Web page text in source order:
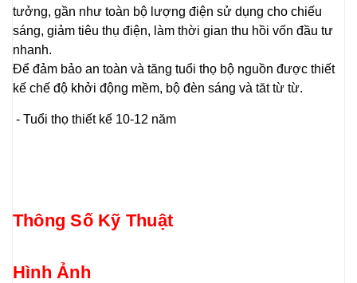
tưởng, gần như toàn bộ lượng điện sử dụng cho chiếu
sáng, giảm tiêu thụ điện, làm thời gian thu hồi vốn đầu tư
nhanh.
Để đảm bảo an toàn và tăng tuổi thọ bộ nguồn được thiết
kế chế độ khởi động mềm, bộ đèn sáng và tăt từ từ.
- Tuổi thọ thiết kế 10-12 năm
Thông Số Kỹ Thuật
Hình Ảnh